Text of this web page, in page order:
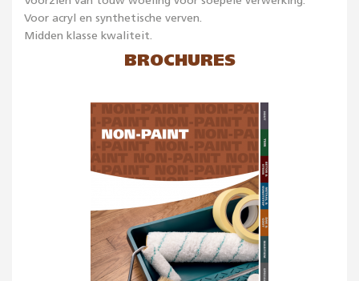
Voor acryl en synthetische verven.
Midden klasse kwaliteit.
BROCHURES